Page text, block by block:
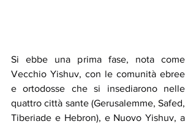
Si ebbe una prima fase, nota come
Vecchio Yishuv, con le comunità ebree
e ortodosse che si insediarono nelle
quattro città sante (Gerusalemme, Safed,
Tiberiade e Hebron), e Nuovo Yishuv, a